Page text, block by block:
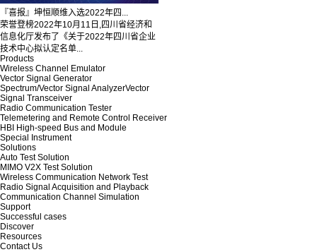
『喜报』坤恒顺维入选2022年四...
荣誉登榜2022年10月11日,四川省经济和
信息化厅发布了《关于2022年四川省企业
技术中心拟认定名单...
Products
Wireless Channel Emulator
Vector Signal Generator
Spectrum/Vector Signal AnalyzerVector
Signal Transceiver
Radio Communication Tester
Telemetering and Remote Control Receiver
HBI High-speed Bus and Module
Special Instrument
Solutions
Auto Test Solution
MIMO V2X Test Solution
Wireless Communication Network Test
Radio Signal Acquisition and Playback
Communication Channel Simulation
Support
Successful cases
Discover
Resources
Contact Us